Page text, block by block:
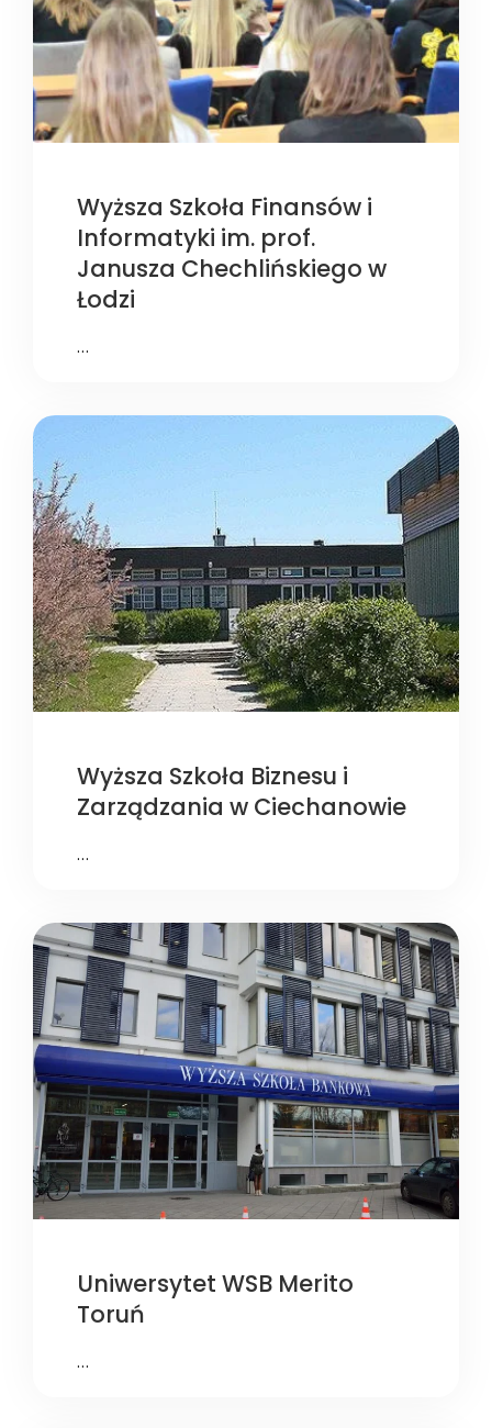
Wyższa Szkoła Finansów i
Informatyki im. prof.
Janusza Chechlińskiego w
Łodzi
…
Wyższa Szkoła Biznesu i
Zarządzania w Ciechanowie
…
Uniwersytet WSB Merito
Toruń
…